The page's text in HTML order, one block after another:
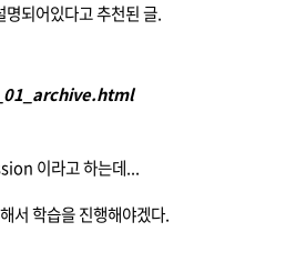
되어있다고 추천된 글.
이라고 하는데...
서 학습을 진행해야겠다.